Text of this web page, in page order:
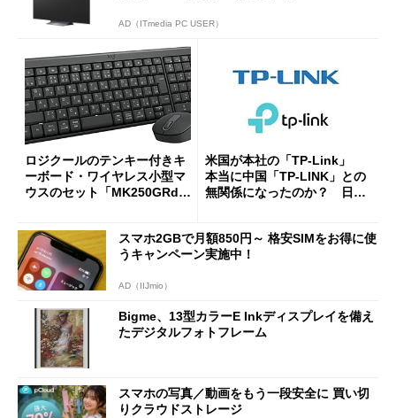
AD（ITmedia PC USER）
ロジクールのテンキー付きキ
ーボード・ワイヤレス小型マ
ウスのセット「MK250GRd」
米国が本社の「TP-Link」
本当に中国「TP-LINK」との
無関係になったのか？ 日本
スマホ2GBで月額850円～ 格安SIMをお得に使
うキャンペーン実施中！
AD（IIJmio）
Bigme、13型カラーE Inkディスプレイを備え
たデジタルフォトフレーム
スマホの写真／動画をもう一段安全に 買い切
りクラウドストレージ